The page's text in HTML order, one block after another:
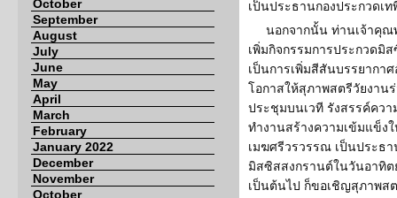
October
September
August
July
June
May
April
March
February
January 2022
December
November
October
เป็นประธานกองประกวดเ
นอกจากนั้น ท่านเจ้าคุ
เพิ่มกิจกรรมการประกวดมิ
เป็นการเพิ่มสีสันบรรยากา
โอกาสให้สุภาพสตรีวัยงาน
ประชุมบนเวที รังสรรค์คว
ทำงานสร้างความเข้มแข็ง
เมฆศรีวรวรรณ เป็นประธ
มิสซิสสงกรานต์ในวันอาทิต
เป็นต้นไป ก็ขอเชิญสุภาพส